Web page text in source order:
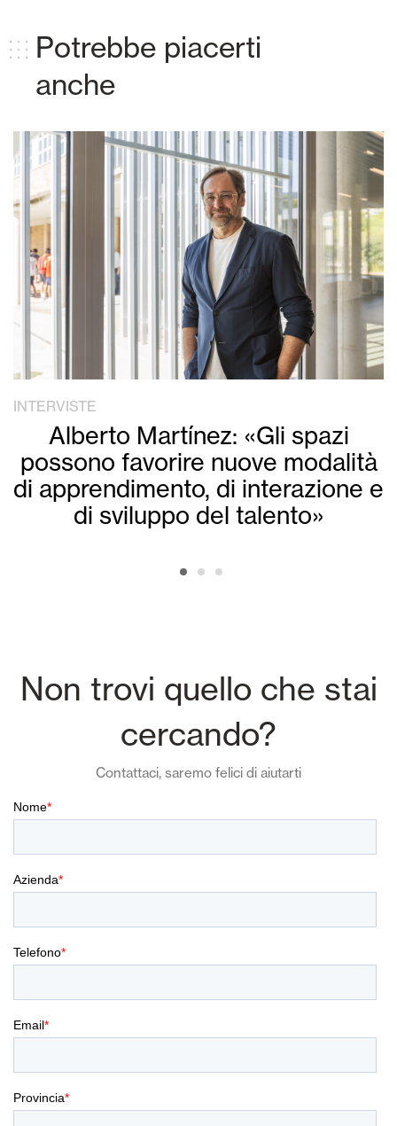
Potrebbe piacerti
anche
INTERVISTE
Alberto Martínez: «Gli spazi
possono favorire nuove modalità
di apprendimento, di interazione e
di sviluppo del talento»
Non trovi quello che stai
cercando?
Contattaci, saremo felici di aiutarti